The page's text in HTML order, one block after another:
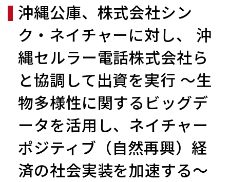
沖縄公庫、株式会社シン
ク・ネイチャーに対し、 沖
縄セルラー電話株式会社ら
と協調して出資を実行 ～生
物多様性に関するビッグデ
ータを活用し、ネイチャー
ポジティブ（自然再興）経
済の社会実装を加速する～